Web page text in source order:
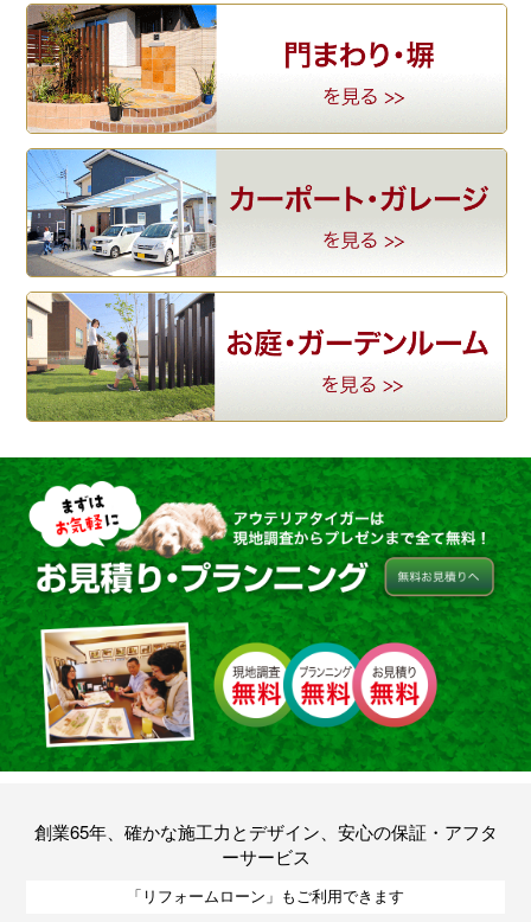
創業65年、確かな施工力とデザイン、安心の保証・アフタ
ーサービス
「リフォームローン」もご利用できます